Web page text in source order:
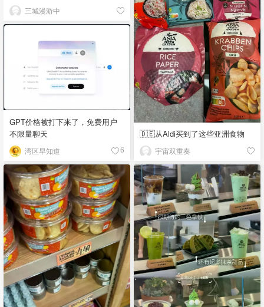
三城漫游中
🇩🇪从Aldi买到了这些亚洲食物
宇宙双重奏
GPT价格被打下来了，免费用户
不限量聊天
湾区早知道 6